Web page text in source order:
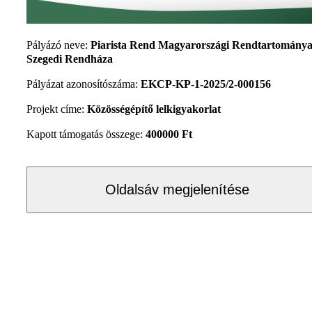
Pályázó neve: Piarista Rend Magyarországi Rendtartománya
Szegedi Rendháza
Pályázat azonosítószáma: EKCP-KP-1-2025/2-000156
Projekt címe: Közösségépítő lelkigyakorlat
Kapott támogatás összege: 400000 Ft
Oldalsáv megjelenítése